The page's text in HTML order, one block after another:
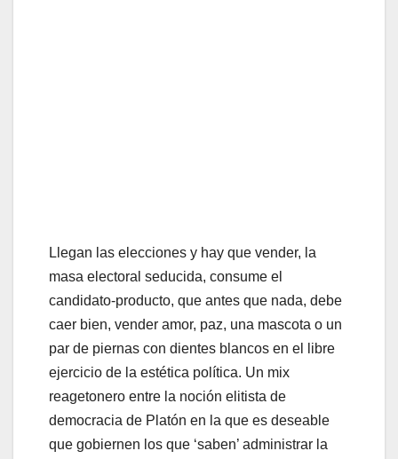
Llegan las elecciones y hay que vender, la
masa electoral seducida, consume el
candidato-producto, que antes que nada, debe
caer bien, vender amor, paz, una mascota o un
par de piernas con dientes blancos en el libre
ejercicio de la estética política. Un mix
reagetonero entre la noción elitista de
democracia de Platón en la que es deseable
que gobiernen los que ‘saben’ administrar la